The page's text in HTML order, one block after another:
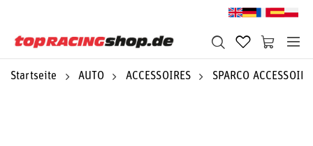
Startseite AUTO ACCESSOIRES SPARCO